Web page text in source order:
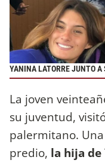
YANINA LATORRE JUNTO
La joven
su juventud,
palermitano.
predio, la hija